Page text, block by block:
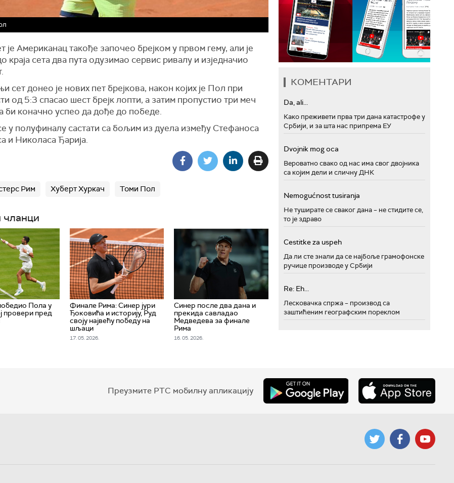
је Американац такође започео брејком у првом гему, али је
краја сета два пута одузимао сервис ривалу и изједначио
сет донео је нових пет брејкова, након којих је Пол при
од 5:3 спасао шест брејк лопти, а затим пропустио три меч
би коначно успео да дође до победе.
у полуфиналу састати са бољим из дуела између Стефаноса
и Николаса Ђарија.
Рим Хуберт Хуркач Томи Пол
чланци
Пола у
провери пред
Финале Рима: Синер јури
Ђоковића и историју, Руд
своју највећу победу на
шљаци
17. 05. 2026.
Синер после два дана и
прекида савладао
Медведева за финале
Рима
16. 05. 2026.
КОМЕНТАРИ
Da, ali...
Како преживети прва три дана катастрофе у
Србији, и за шта нас припрема ЕУ
Dvojnik mog oca
Вероватно свако од нас има свог двојника
са којим дели и сличну ДНК
Nemogućnost tusiranja
Не туширате се сваког дана – не стидите се,
то је здраво
Cestitke za uspeh
Да ли сте знали да се најбоље грамофонске
ручице производе у Србији
Re: Eh...
Лесковачка спржа – производ са
заштићеним географским пореклом
Преузмите РТС мобилну апликацију